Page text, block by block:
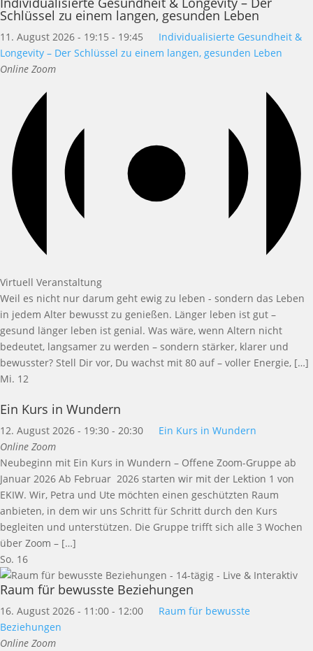
Schlüssel zu einem langen, gesunden Leben
11. August 2026 - 19:15 - 19:45
Individualisierte Gesundheit &
Longevity – Der Schlüssel zu einem langen, gesunden Leben
Online Zoom
Virtuell Veranstaltung
Weil es nicht nur darum geht ewig zu leben - sondern das Leben
in jedem Alter bewusst zu genießen. Länger leben ist gut –
gesund länger leben ist genial. Was wäre, wenn Altern nicht
bedeutet, langsamer zu werden – sondern stärker, klarer und
bewusster? Stell Dir vor, Du wachst mit 80 auf – voller Energie, […]
Mi. 12
Ein Kurs in Wundern
12. August 2026 - 19:30 - 20:30
Ein Kurs in Wundern
Online Zoom
Neubeginn mit Ein Kurs in Wundern – Offene Zoom-Gruppe ab
Januar 2026 Ab Februar 2026 starten wir mit der Lektion 1 von
EKIW. Wir, Petra und Ute möchten einen geschützten Raum
anbieten, in dem wir uns Schritt für Schritt durch den Kurs
begleiten und unterstützen. Die Gruppe trifft sich alle 3 Wochen
über Zoom – […]
So. 16
Raum für bewusste Beziehungen
16. August 2026 - 11:00 - 12:00
Raum für bewusste
Beziehungen
Online Zoom